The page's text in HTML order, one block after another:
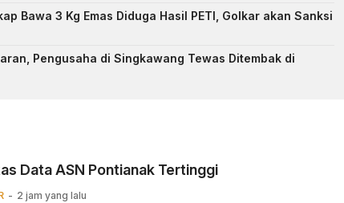
Bawa 3 Kg Emas Diduga Hasil PETI, Golkar akan Sanksi
Pengusaha di Singkawang Tewas Ditembak di
Data ASN Pontianak Tertinggi
2 jam yang lalu